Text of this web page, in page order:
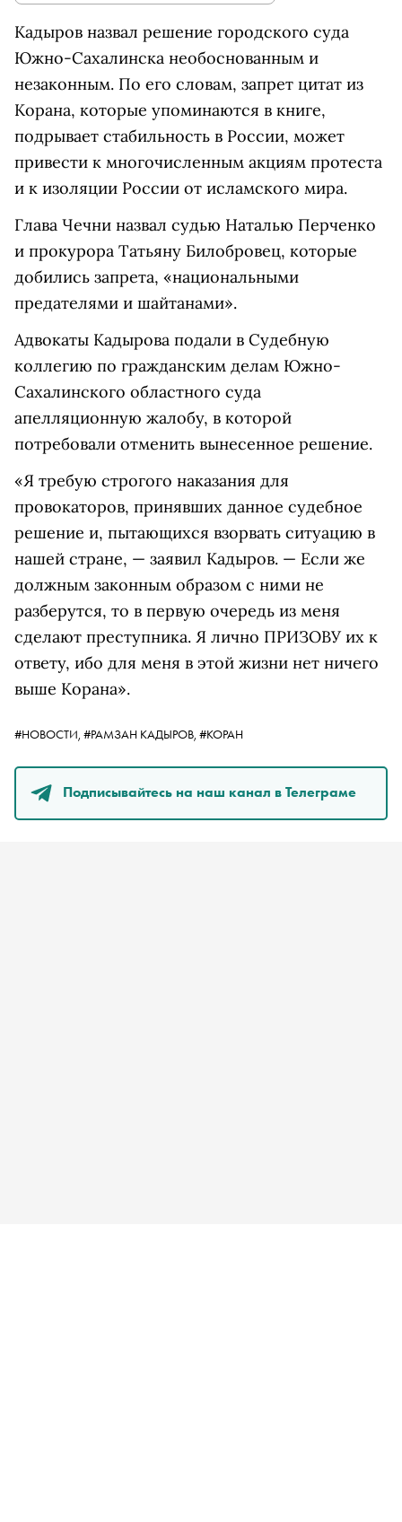
Кадыров назвал решение городского суда
Южно-Сахалинска необоснованным и
незаконным. По его словам, запрет цитат из
Корана, которые упоминаются в книге,
подрывает стабильность в России, может
привести к многочисленным акциям протеста
и к изоляции России от исламского мира.
Глава Чечни назвал судью Наталью Перченко
и прокурора Татьяну Билобровец, которые
добились запрета, «национальными
предателями и шайтанами».
Адвокаты Кадырова подали в Судебную
коллегию по гражданским делам Южно-
Сахалинского областного суда
апелляционную жалобу, в которой
потребовали отменить вынесенное решение.
«Я требую строгого наказания для
провокаторов, принявших данное судебное
решение и, пытающихся взорвать ситуацию в
нашей стране, — заявил Кадыров. — Если же
должным законным образом с ними не
разберутся, то в первую очередь из меня
сделают преступника. Я лично ПРИЗОВУ их к
ответу, ибо для меня в этой жизни нет ничего
выше Корана».
#НОВОСТИ, #РАМЗАН КАДЫРОВ, #КОРАН
Подписывайтесь на наш канал в Телеграме